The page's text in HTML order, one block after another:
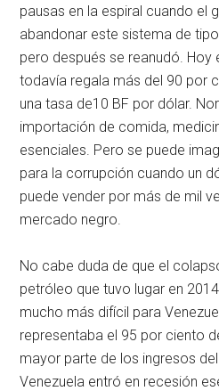
pausas en la espiral cuando el
abandonar este sistema de
pero después se reanudó. Hoy
todavía regala más del 90 por
una tasa de10 BF por dólar.
importación de comida,
esenciales. Pero se puede
para la corrupción cuando un
puede vender por más de mil
mercado negro.
No cabe duda de que el
petróleo que tuvo lugar en
mucho más difícil para
representaba el 95 por ciento
mayor parte de los ingresos
Venezuela entró en recesión